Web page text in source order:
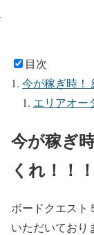
目次
今が稼ぎ時！
エリアオー
今が稼ぎ
くれ！！！
ボードクエスト
いただいており